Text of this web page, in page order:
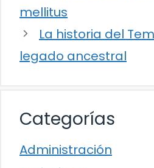
mellitus
La historia del
legado ancestral
Categorías
Administración